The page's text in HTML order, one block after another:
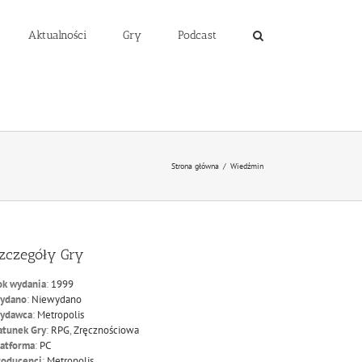
Aktualności Gry Podcast
Strona główna / Wiedźmin
Gry
wydania: 1999
: Niewydano
: Metropolis
Gry: RPG,Zręcznościowa
: PC